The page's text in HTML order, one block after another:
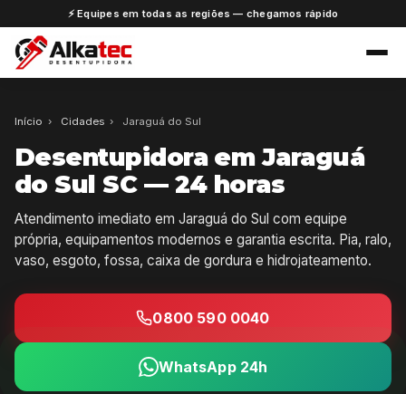
⚡ Equipes em todas as regiões — chegamos rápido
Início › Cidades › Jaraguá do Sul
Desentupidora em Jaraguá
do Sul SC — 24 horas
Atendimento imediato em Jaraguá do Sul com equipe
própria, equipamentos modernos e garantia escrita. Pia, ralo,
vaso, esgoto, fossa, caixa de gordura e hidrojateamento.
0800 590 0040
WhatsApp 24h